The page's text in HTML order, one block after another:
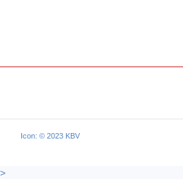
Icon: © 2023 KBV
>